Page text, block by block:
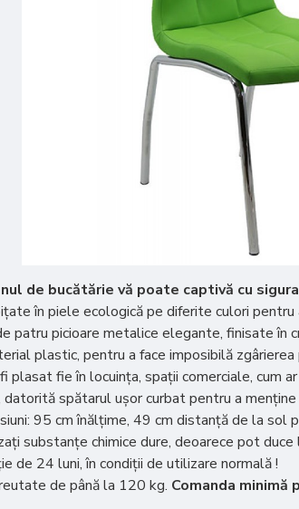
de bucătărie vă poate captivă cu
în piele ecologică pe diferite culori
patru picioare metalice elegante, finisate în
plastic, pentru a face imposibilă
fie în locuința, spații comerciale, cum
spătarul ușor curbat pentru a
95 cm înălțime, 49 cm distanță de la
substanțe chimice dure, deoarece pot
de 24 luni, în condiții de utilizare normală !
de până la 120 kg. Comanda